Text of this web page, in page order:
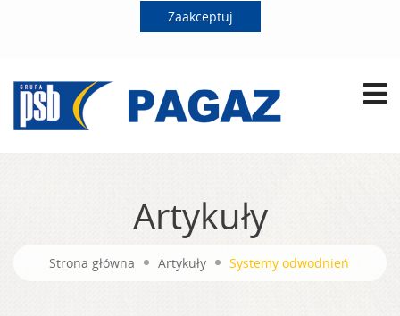
Zaakceptuj
Artykuły
Strona główna Artykuły Systemy odwodnień